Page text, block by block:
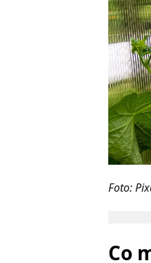
Foto:
Co